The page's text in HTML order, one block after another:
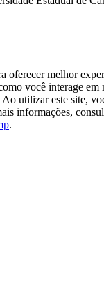
oferecer melhor
você interage em
utilizar este site,
informações,
.